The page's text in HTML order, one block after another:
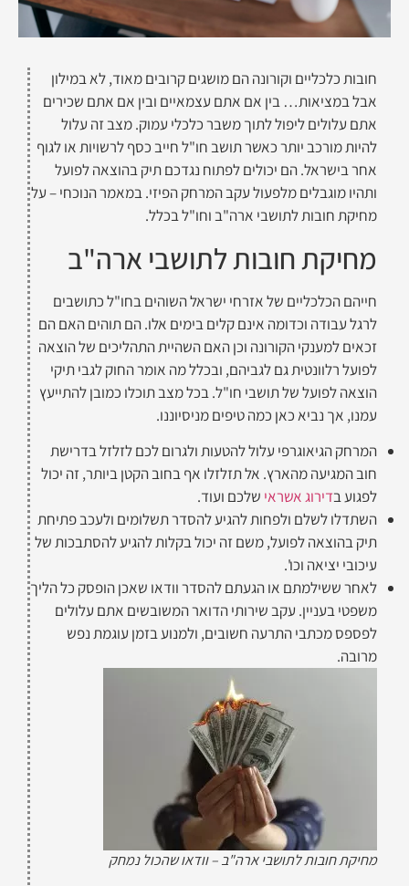
חובות כלכליים וקורונה הם מושגים קרובים מאוד, לא במילון
אבל במציאות… בין אם אתם עצמאיים ובין אם אתם שכירים
אתם עלולים ליפול לתוך משבר כלכלי עמוק. מצב זה עלול
להיות מורכב יותר כאשר תושב חו"ל חייב כסף לרשויות או לגוף
אחר בישראל. הם יכולים לפתוח נגדכם תיק בהוצאה לפועל
ותהיו מוגבלים מלפעול עקב המרחק הפיזי. במאמר הנוכחי – על
מחיקת חובות לתושבי ארה"ב וחו"ל בכלל.
מחיקת חובות לתושבי ארה"ב
חייהם הכלכליים של אזרחי ישראל השוהים בחו"ל כתושבים
לרגל עבודה וכדומה אינם קלים בימים אלו. הם תוהים האם הם
זכאים למענקי הקורונה וכן האם השהיית התהליכים של הוצאה
לפועל רלוונטית גם לגביהם, ובכלל מה אומר החוק לגבי תיקי
הוצאה לפועל של תושבי חו"ל. בכל מצב תוכלו כמובן להתייעץ
עמנו, אך נביא כאן כמה טיפים מניסיוננו.
המרחק הגיאוגרפי עלול להטעות ולגרום לכם לזלזל בדרישת
חוב המגיעה מהארץ. אל תזלזלו אף בחוב הקטן ביותר, זה יכול
לפגוע בדירוג אשראי שלכם ועוד.
השתדלו לשלם ולפחות להגיע להסדר תשלומים ולעכב פתיחת
תיק בהוצאה לפועל, משם זה יכול בקלות להגיע להסתבכות של
עיכובי יציאה וכו'.
לאחר ששילמתם או הגעתם להסדר וודאו שאכן הופסק כל הליך
משפטי בעניין. עקב שירותי הדואר המשובשים אתם עלולים
לפספס מכתבי התרעה חשובים, ולמנוע בזמן עוגמת נפש
מרובה.
מחיקת חובות לתושבי ארה"ב – וודאו שהכול נמחק